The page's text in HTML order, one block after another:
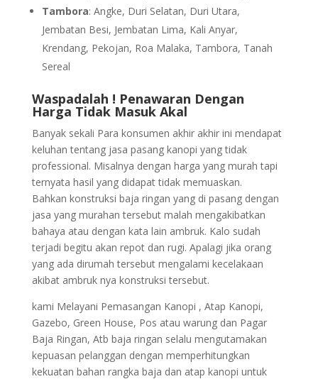
Tambora: Angke, Duri Selatan, Duri Utara,
Jembatan Besi, Jembatan Lima, Kali Anyar,
Krendang, Pekojan, Roa Malaka, Tambora, Tanah
Sereal
Waspadalah ! Penawaran Dengan
Harga Tidak Masuk Akal
Banyak sekali Para konsumen akhir akhir ini mendapat
keluhan tentang jasa pasang kanopi yang tidak
professional. Misalnya dengan harga yang murah tapi
ternyata hasil yang didapat tidak memuaskan.
Bahkan konstruksi baja ringan yang di pasang dengan
jasa yang murahan tersebut malah mengakibatkan
bahaya atau dengan kata lain ambruk. Kalo sudah
terjadi begitu akan repot dan rugi. Apalagi jika orang
yang ada dirumah tersebut mengalami kecelakaan
akibat ambruk nya konstruksi tersebut.
kami Melayani Pemasangan Kanopi , Atap Kanopi,
Gazebo, Green House, Pos atau warung dan Pagar
Baja Ringan, Atb baja ringan selalu mengutamakan
kepuasan pelanggan dengan memperhitungkan
kekuatan bahan rangka baja dan atap kanopi untuk